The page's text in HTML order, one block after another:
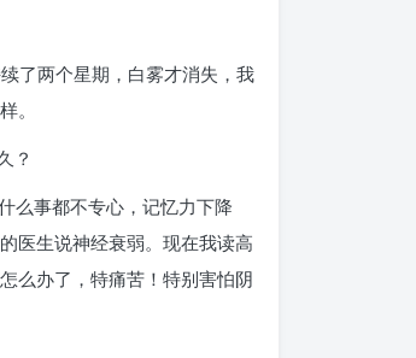
了两个星期，白雾才消失，我
。
？
么事都不专心，记忆力下降
医生说神经衰弱。现在我读高
么办了，特痛苦！特别害怕阴